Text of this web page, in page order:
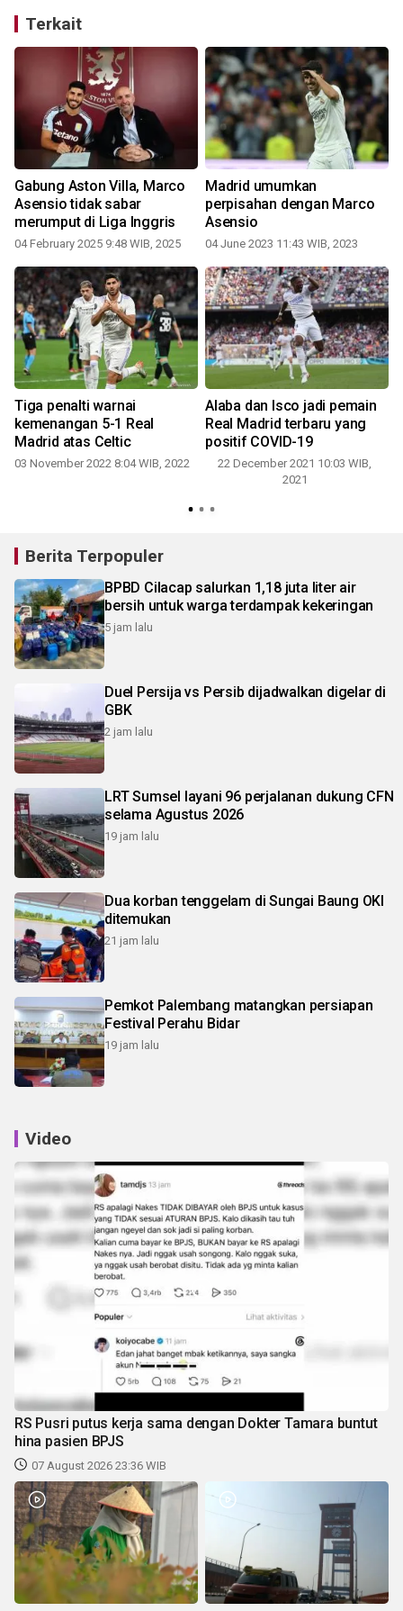
Terkait
Gabung Aston Villa, Marco
Asensio tidak sabar
merumput di Liga Inggris
04 February 2025 9:48 WIB, 2025
Madrid umumkan
perpisahan dengan Marco
Asensio
04 June 2023 11:43 WIB, 2023
Tiga penalti warnai
kemenangan 5-1 Real
Madrid atas Celtic
03 November 2022 8:04 WIB, 2022
Alaba dan Isco jadi pemain
Real Madrid terbaru yang
positif COVID-19
22 December 2021 10:03 WIB,
2021
Berita Terpopuler
BPBD Cilacap salurkan 1,18 juta liter air
bersih untuk warga terdampak kekeringan
5 jam lalu
Duel Persija vs Persib dijadwalkan digelar di
GBK
2 jam lalu
LRT Sumsel layani 96 perjalanan dukung CFN
selama Agustus 2026
19 jam lalu
Dua korban tenggelam di Sungai Baung OKI
ditemukan
21 jam lalu
Pemkot Palembang matangkan persiapan
Festival Perahu Bidar
19 jam lalu
Video
RS Pusri putus kerja sama dengan Dokter Tamara buntut
hina pasien BPJS
07 August 2026 23:36 WIB